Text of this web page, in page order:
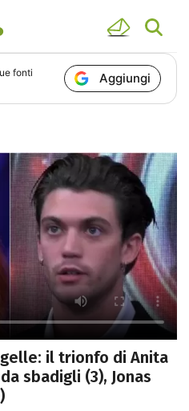
fonti
Aggiungi
il trionfo di Anita
sbadigli (3), Jonas